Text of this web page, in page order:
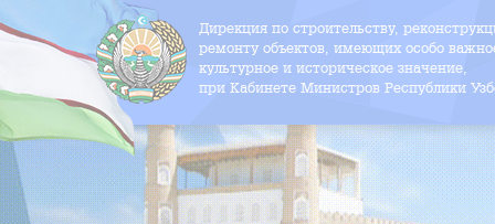
Дирекция по строительству,
ремонту объектов, имеющих особо
культурное и историческое значение,
при Кабинете Министров Республики